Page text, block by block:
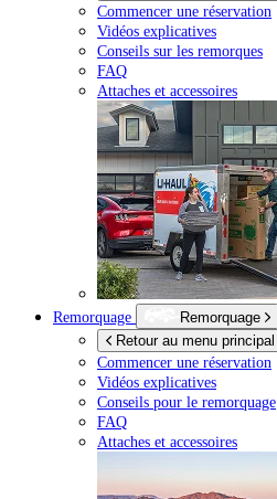
Commencer une réservation
Vidéos explicatives
Conseils sur les remorques
FAQ
Attaches et accessoires
Remorquage
Remorquage
Retour au menu principal
Commencer une réservation
Vidéos explicatives
Conseils pour le remorquage
FAQ
Attaches et accessoires